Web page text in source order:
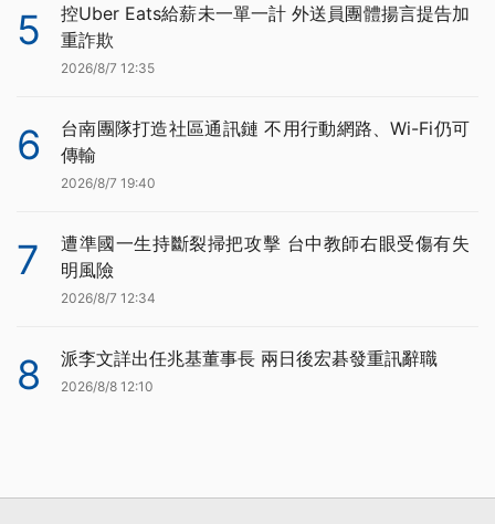
5
控Uber Eats給薪未一單一計 外送員團體揚言提告加
重詐欺
2026/8/7 12:35
6
台南團隊打造社區通訊鏈 不用行動網路、Wi-Fi仍可
傳輸
2026/8/7 19:40
7
遭準國一生持斷裂掃把攻擊 台中教師右眼受傷有失
明風險
2026/8/7 12:34
8 派李文詳出任兆基董事長 兩日後宏碁發重訊辭職
2026/8/8 12:10